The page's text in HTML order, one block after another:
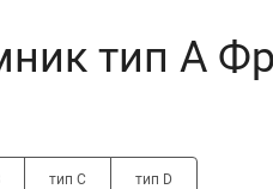
тип A
тип C тип D